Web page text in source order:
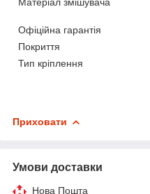
Офіційна гарантія
Покриття
Тип кріплення
Приховати
Умови доставки
Нова Пошта